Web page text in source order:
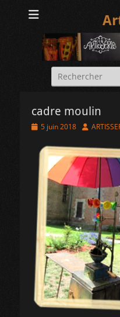
Rechercher :
cadre moulin
Posted5 juin 2018 Author